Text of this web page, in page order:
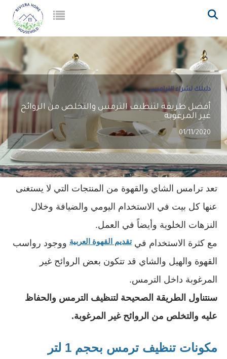
دليلك لشراء الترامس
أفضل طريقة لتنظيف الترمس والتخلص من الروائح
غير المرغوبة
01/11/2020
النزهات الخلوية وأيضاً في العمل.
مع كثرة الاستخدام في تقديم القهوة العربية
المرغوبة داخل الترمس.
عليه والتخلص من الروائح غير المرغوبة.
مكونات تنظيف ترمس بحجم 1 لتر